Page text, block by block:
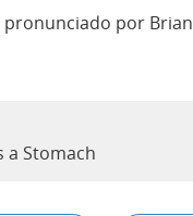
pronunciado por Brian
a Stomach